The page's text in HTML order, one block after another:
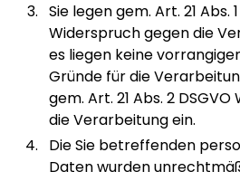
Sie legen gem. Art. 21 Abs.
Widerspruch gegen die
es liegen keine
Gründe für die
gem. Art. 21 Abs. 2
die Verarbeitung ein.
Die Sie betreffenden
Daten wurden